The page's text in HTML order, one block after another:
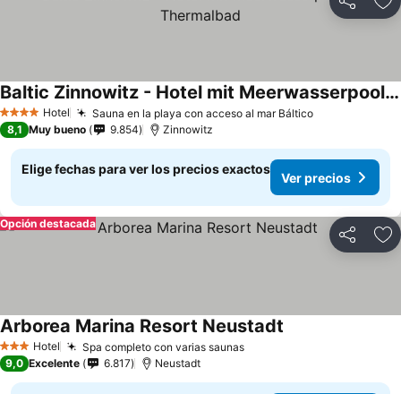
Compartir
4 EstrellasHotel Sauna en la playa con acceso al mar Báltico
Baltic Zinnowitz - Hotel mit Meerwasserpool und Thermalbad
8,1 Muy bueno 9.854 Zinnowitz
Elige fechas para ver los precios exactos
Ver precios
Compartir
Opción destacada
3 Estrellas
Hotel Spa completo con varias saunas
Arborea Marina Resort Neustadt
9,0 Excelente 6.817 Neustadt